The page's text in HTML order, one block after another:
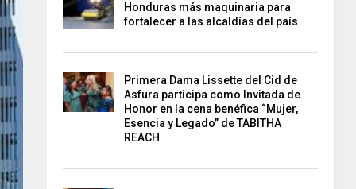
Honduras más maquinaria para
fortalecer a las alcaldías del país
Primera Dama Lissette del Cid de
Asfura participa como Invitada de
Honor en la cena benéfica “Mujer,
Esencia y Legado” de TABITHA
REACH